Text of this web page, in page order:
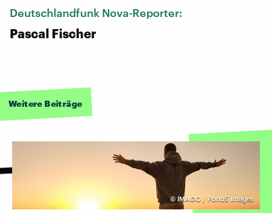
Deutschlandfunk Nova-Reporter:
Pascal Fischer
Weitere Beiträge
© IMAGO / Pond5 Images